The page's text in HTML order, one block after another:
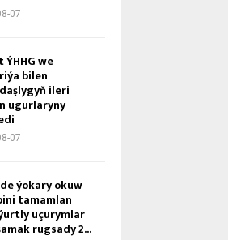
07
we
bilen
ileri
ugurlaryny
07
ýokary okuw
tamamlan
uçurymlar
rugsady 2...